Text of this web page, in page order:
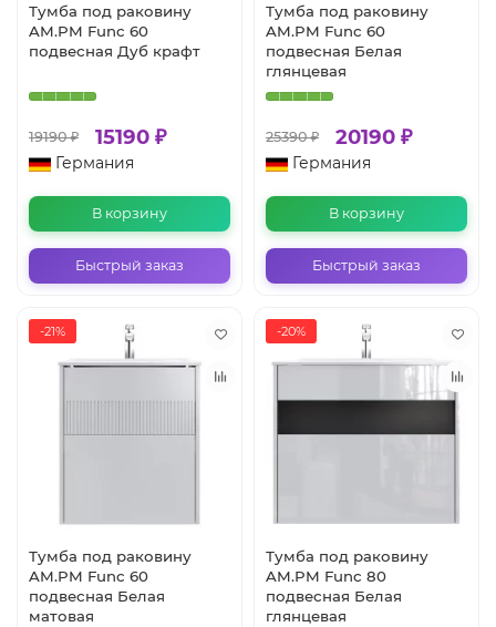
Тумба под раковину
AM.PM Func 60
подвесная Дуб крафт
19190 ₽ 15190 ₽
Германия
В корзину
Быстрый заказ
Тумба под раковину
AM.PM Func 60
подвесная Белая
глянцевая
25390 ₽ 20190 ₽
Германия
В корзину
Быстрый заказ
-21%
Тумба под раковину
AM.PM Func 60
подвесная Белая
матовая
-20%
Тумба под раковину
AM.PM Func 80
подвесная Белая
глянцевая